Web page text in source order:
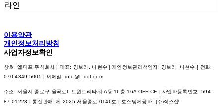
라인
이용약관
개인정보처리방침
사업자정보확인
상호: 엘디프 주식회사 | 대표: 양보라, 나현수 | 개인정보관리책임자: 양보라, 나현수 | 전화:
070-4349-5005 | 이메일: info@L-diff.com
주소: 서울시 종로구 율곡로6 트윈트리타워 A동 16층 16A OFFICE | 사업자등록번호: 594-
87-01223 | 통신판매:제 2025-서울종로-0146호 | 호스팅제공자: (주)식스샵